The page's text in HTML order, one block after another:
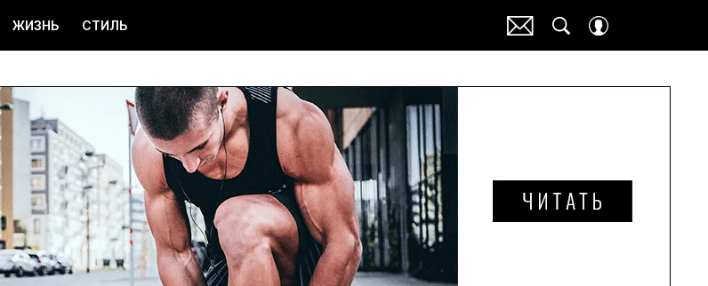
ЖИЗНЬ СТИЛЬ